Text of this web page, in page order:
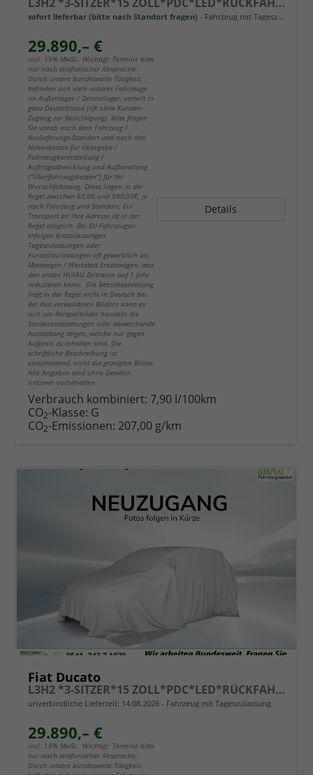
sofort lieferbar (bitte nach Standort fragen) Fahrzeug mit Tageszulassung
29.890,– €
incl. 19% MwSt.. Wichtig!: Termine bitte
nur nach telefonischer Absprache.
Durch unsere bundesweite Tätigkeit,
befinden sich viele unserer Fahrzeuge
im Außenlager / Zentrallager, verteilt in
ganz Deutschland (oft ohne Kunden-
Zugang zur Besichtigung). Bitte fragen
Sie vorab nach dem Fahrzeug /
Auslieferungs-Standort und nach den
Nebenkosten für Übergabe /
Fahrzeugbereitstellung /
Auftragsabwicklung und Aufbereitung
("Überführungskosten") für Ihr
Wunschfahrzeug. Diese liegen in der
Regel zwischen 60,00 und 890,00€, je
nach Fahrzeug und Standort. Ein
Transport an Ihre Adresse ist in der
Regel möglich. Bei EU-Fahrzeugen
erfolgen Erstzulassungen,
Tageszulassungen oder
Kurzzeitzulassungen oft gewerblich als
Mietwagen / Werkstatt Ersatzwagen, was
den ersten HU/AU Zeitraum auf 1 Jahr
reduzieren kann. Die Betriebsanleitung
liegt in der Regel nicht in Deutsch bei.
Bei den verwendeten Bildern kann es
sich um Beispielbilder handeln die
Sonderausstattungen oder abweichende
Ausstattung zeigen, welche nur gegen
Aufpreis zu erhalten sind. Die
schriftliche Beschreibung ist
entscheidend, nicht die gezeigten Bilder.
Alle Angaben sind ohne Gewähr.
Irrtümer vorbehalten.
Details
Verbrauch kombiniert: 7,90 l/100km
CO2-Klasse: G
CO2-Emissionen: 207,00 g/km
Fiat Ducato
L3H2 *3-SITZER*15 ZOLL*PDC*LED*RÜCKFAHRKAMERA*DAB*KLIMA*HECKTÜRE 260°*
unverbindliche Lieferzeit: 14.08.2026 Fahrzeug mit Tageszulassung
29.890,– €
incl. 19% MwSt.. Wichtig!: Termine bitte
nur nach telefonischer Absprache.
Durch unsere bundesweite Tätigkeit,